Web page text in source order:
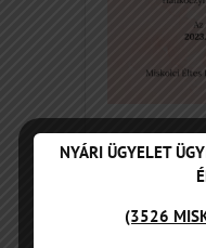
Az
NYÁRI ÜGYELET
(3526